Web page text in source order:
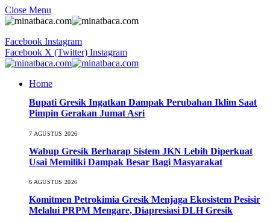
Close Menu
Facebook Instagram
Facebook X (Twitter) Instagram
Home
Bupati Gresik Ingatkan Dampak Perubahan Iklim Saat
Pimpin Gerakan Jumat Asri
7 AGUSTUS 2026
Wabup Gresik Berharap Sistem JKN Lebih Diperkuat
Usai Memiliki Dampak Besar Bagi Masyarakat
6 AGUSTUS 2026
Komitmen Petrokimia Gresik Menjaga Ekosistem Pesisir
Melalui PRPM Mengare, Diapresiasi DLH Gresik